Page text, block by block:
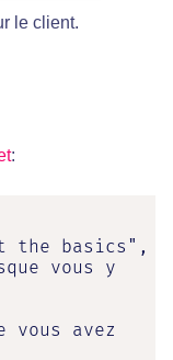
le client.
:
the basics",
vous y
vous avez